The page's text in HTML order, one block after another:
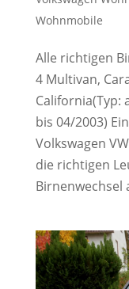
Wohnmobile
Alle richtigen
4 Multivan,
California(Typ:
bis 04/2003)
Volkswagen
die richtigen
Birnenwechsel